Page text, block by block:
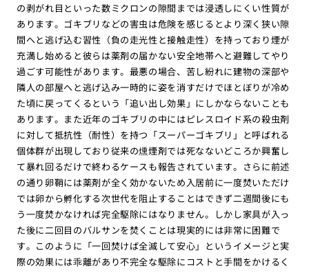
の剥がれ目といった数ミクロンの隙間までは浸透しにくい性質が
あります。ゴキブリなどの害虫は危険を感じるとより深く狭い隙
間へと逃げ込む習性（負の走光性と接触走性）を持っており煙が
充満し始めると彼らは薬剤の届かない安全地帯へと避難してやり
過ごす可能性があります。最悪の場合、苦し紛れに建物の深部や
隣人の部屋へと逃げ込み一時的に姿を消すだけでほとぼりが冷め
た頃に戻ってくるという「追い出し効果」にしかならないことも
あります。また近年のゴキブリの中にはピレスロイド系の殺虫剤
に対して抵抗性（耐性）を持つ「スーパーゴキブリ」と呼ばれる
個体群が出現しており従来の燻煙剤では死なないどころか興奮し
て暴れ回るだけで終わるケースも報告されています。さらに前述
の通り卵鞘には薬剤が全く効かないため入居前に一度焚いただけ
では卵から孵化する次世代を阻止することはできず二週間後にも
う一度焚かなければ完全駆除にはなりません。しかし家具が入っ
た後に二回目のバルサンを焚くことは現実的には非常に困難で
す。このように「一回焚けば全滅して安心」というイメージと実
際の効果には乖離があり不完全な駆除にコストと手間をかけるく